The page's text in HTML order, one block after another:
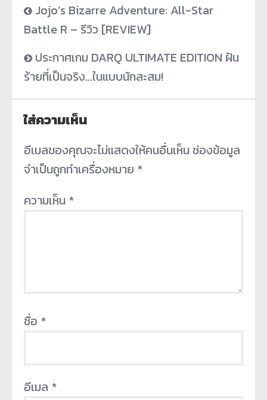
Jojo’s Bizarre Adventure: All-Star
Battle R – รีวิว [REVIEW]
ประกาศเกม DARQ ULTIMATE EDITION ฝัน
ร้ายที่เป็นจริง…ในแบบนักสะสม!
ใส่ความเห็น
อีเมลของคุณจะไม่แสดงให้คนอื่นเห็น ช่องข้อมูล
จำเป็นถูกทำเครื่องหมาย *
ความเห็น *
ชื่อ *
อีเมล *